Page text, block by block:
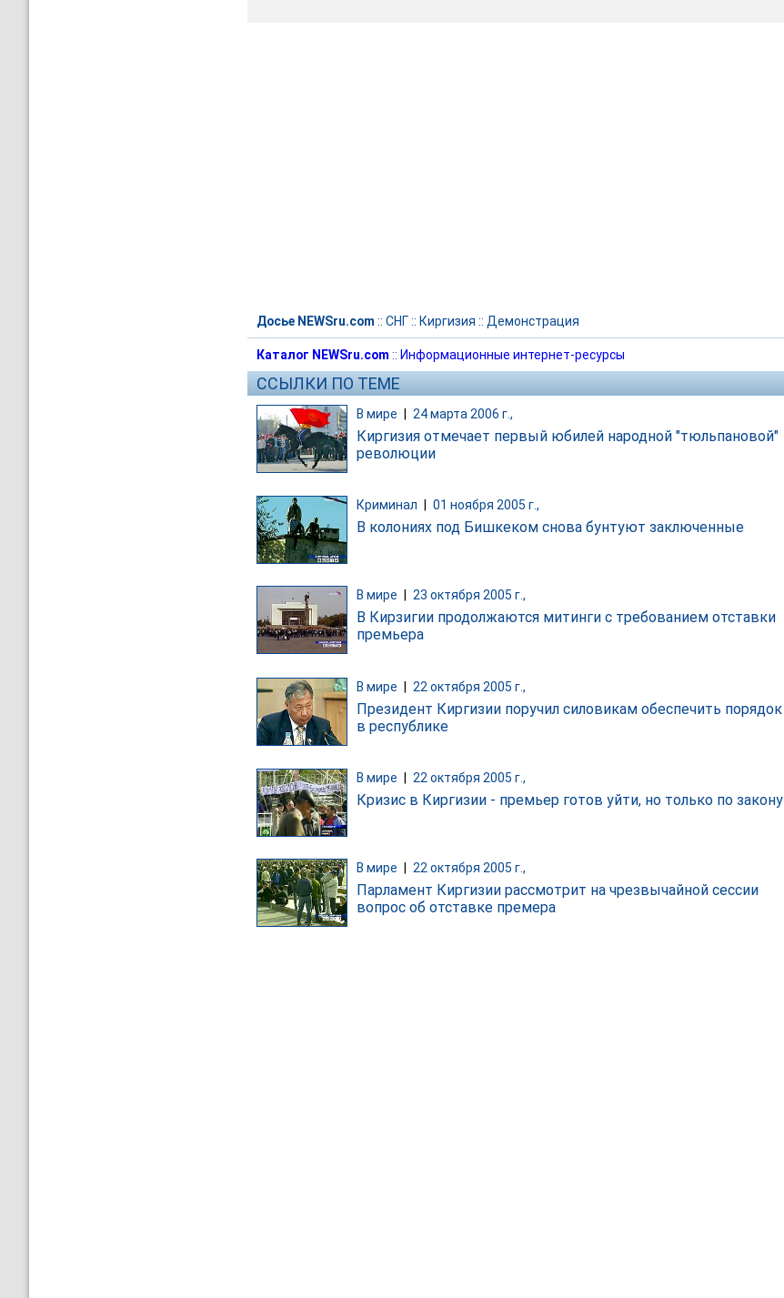
Досье NEWSru.com :: СНГ:: Киргизия :: Демонстрация
Каталог NEWSru.com :: Информационные интернет-ресурсы
ССЫЛКИ ПО ТЕМЕ
В мире 24 марта 2006 г.,
Киргизия отмечает первый юбилей народной "тюльпановой"
революции
Криминал 01 ноября 2005 г.,
В колониях под Бишкеком снова бунтуют заключенные
В мире 23 октября 2005 г.,
В Кирзигии продолжаются митинги с требованием отставки
премьера
В мире | 22 октября 2005 г.,
Президент Киргизии поручил силовикам обеспечить порядок
в республике
В мире 22 октября 2005 г.,
Кризис в Киргизии - премьер готов уйти, но только по закону
В мире 22 октября 2005 г.,
Парламент Киргизии рассмотрит на чрезвычайной сессии
вопрос об отставке премера